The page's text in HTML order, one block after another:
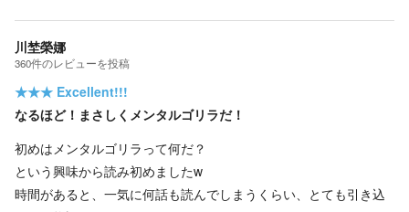
川埜榮娜
360件のレビューを投稿
★★★ Excellent!!!
なるほど！まさしくメンタルゴリラだ！
初めはメンタルゴリラって何だ？
という興味から読み初めましたw
時間があると、一気に何話も読んでしまうくらい、とても引き込